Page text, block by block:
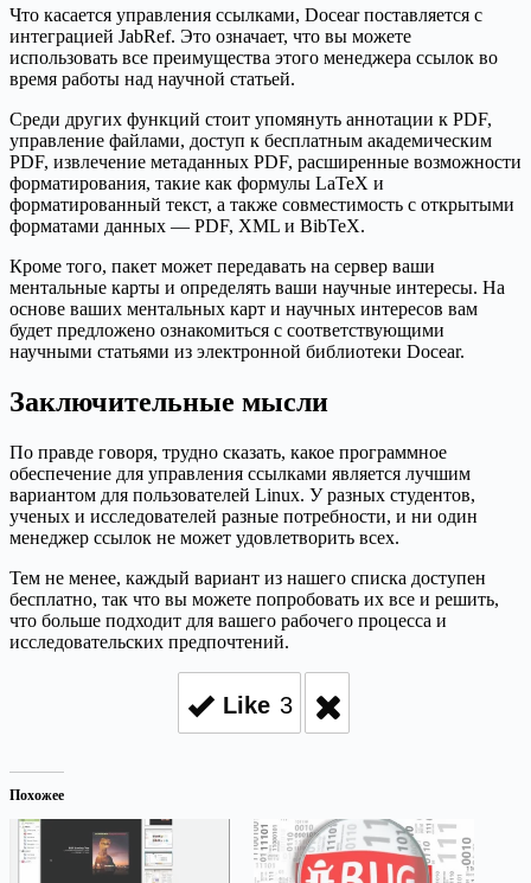
Что касается управления ссылками, Docear поставляется с
интеграцией JabRef. Это означает, что вы можете
использовать все преимущества этого менеджера ссылок во
время работы над научной статьей.
Среди других функций стоит упомянуть аннотации к PDF,
управление файлами, доступ к бесплатным академическим
PDF, извлечение метаданных PDF, расширенные возможности
форматирования, такие как формулы LaTeX и
форматированный текст, а также совместимость с открытыми
форматами данных — PDF, XML и BibTeX.
Кроме того, пакет может передавать на сервер ваши
ментальные карты и определять ваши научные интересы. На
основе ваших ментальных карт и научных интересов вам
будет предложено ознакомиться с соответствующими
научными статьями из электронной библиотеки Docear.
Заключительные мысли
По правде говоря, трудно сказать, какое программное
обеспечение для управления ссылками является лучшим
вариантом для пользователей Linux. У разных студентов,
ученых и исследователей разные потребности, и ни один
менеджер ссылок не может удовлетворить всех.
Тем не менее, каждый вариант из нашего списка доступен
бесплатно, так что вы можете попробовать их все и решить,
что больше подходит для вашего рабочего процесса и
исследовательских предпочтений.
Like 3
Похожее